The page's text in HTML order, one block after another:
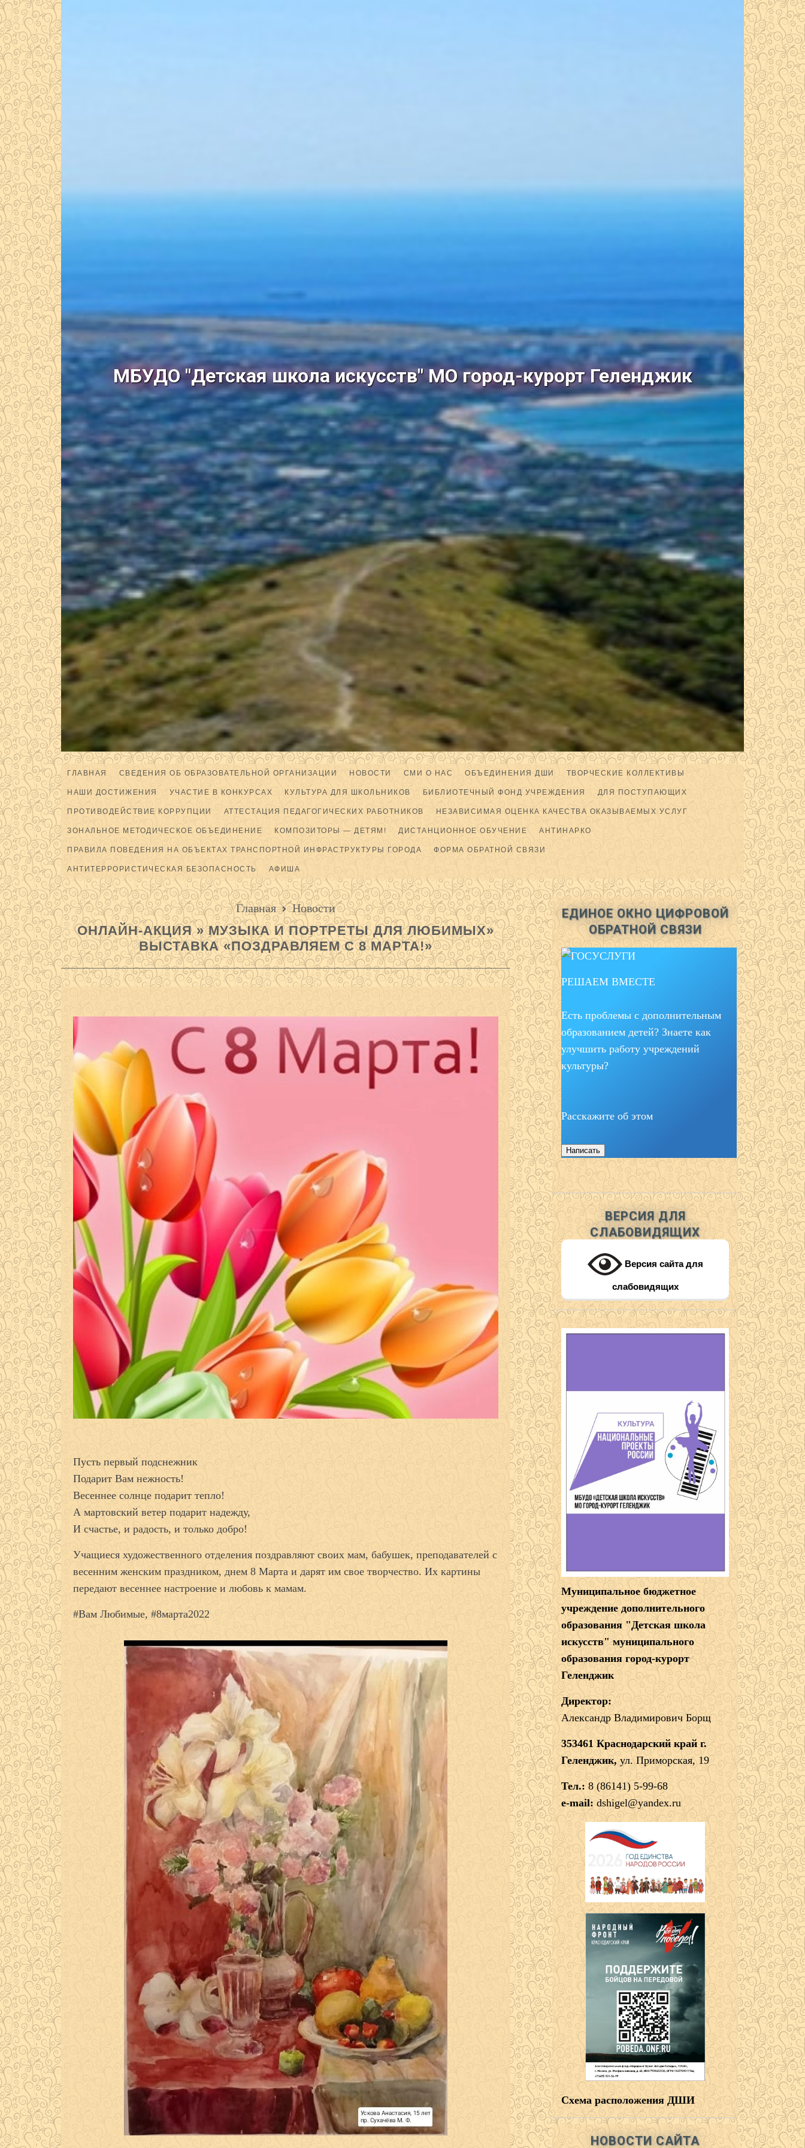
МБУДО "Детская школа искусств" МО город-курорт Геленджик
ГЛАВНАЯ СВЕДЕНИЯ ОБ ОБРАЗОВАТЕЛЬНОЙ ОРГАНИЗАЦИИ НОВОСТИ СМИ О НАС ОБЪЕДИНЕНИЯ ДШИ ТВОРЧЕСКИЕ КОЛЛЕКТИВЫ
НАШИ ДОСТИЖЕНИЯ УЧАСТИЕ В КОНКУРСАХ КУЛЬТУРА ДЛЯ ШКОЛЬНИКОВ БИБЛИОТЕЧНЫЙ ФОНД УЧРЕЖДЕНИЯ ДЛЯ ПОСТУПАЮЩИХ
ПРОТИВОДЕЙСТВИЕ КОРРУПЦИИ АТТЕСТАЦИЯ ПЕДАГОГИЧЕСКИХ РАБОТНИКОВ НЕЗАВИСИМАЯ ОЦЕНКА КАЧЕСТВА ОКАЗЫВАЕМЫХ УСЛУГ
ЗОНАЛЬНОЕ МЕТОДИЧЕСКОЕ ОБЪЕДИНЕНИЕ КОМПОЗИТОРЫ — ДЕТЯМ! ДИСТАНЦИОННОЕ ОБУЧЕНИЕ АНТИНАРКО
ПРАВИЛА ПОВЕДЕНИЯ НА ОБЪЕКТАХ ТРАНСПОРТНОЙ ИНФРАСТРУКТУРЫ ГОРОДА ФОРМА ОБРАТНОЙ СВЯЗИ
АНТИТЕРРОРИСТИЧЕСКАЯ БЕЗОПАСНОСТЬ АФИША
Главная Новости
ОНЛАЙН-АКЦИЯ » МУЗЫКА И ПОРТРЕТЫ ДЛЯ ЛЮБИМЫХ»
ВЫСТАВКА «ПОЗДРАВЛЯЕМ С 8 МАРТА!»
Пусть первый подснежник
Подарит Вам нежность!
Весеннее солнце подарит тепло!
А мартовский ветер подарит надежду,
И счастье, и радость, и только добро!
Учащиеся художественного отделения поздравляют своих мам, бабушек, преподавателей с
весенним женским праздником, днем 8 Марта и дарят им свое творчество. Их картины
передают весеннее настроение и любовь к мамам.
#Вам Любимые, #8марта2022
ЕДИНОЕ ОКНО ЦИФРОВОЙ
ОБРАТНОЙ СВЯЗИ
РЕШАЕМ ВМЕСТЕ
Есть проблемы с дополнительным
образованием детей? Знаете как
улучшить работу учреждений
культуры?
Расскажите об этом
Написать
ВЕРСИЯ ДЛЯ
СЛАБОВИДЯЩИХ
Версия сайта для
слабовидящих
Муниципальное бюджетное
учреждение дополнительного
образования "Детская школа
искусств" муниципального
образования город-курорт
Геленджик
Директор:
Александр Владимирович Борщ
353461 Краснодарский край г.
Геленджик, ул. Приморская, 19
Тел.: 8 (86141) 5-99-68
e-mail: dshigel@yandex.ru
Схема расположения ДШИ
НОВОСТИ САЙТА